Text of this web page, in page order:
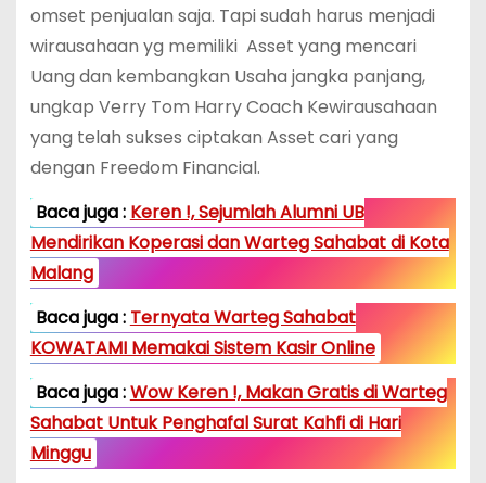
omset penjualan saja. Tapi sudah harus menjadi
wirausahaan yg memiliki Asset yang mencari
Uang dan kembangkan Usaha jangka panjang,
ungkap Verry Tom Harry Coach Kewirausahaan
yang telah sukses ciptakan Asset cari yang
dengan Freedom Financial.
Baca juga : Keren !, Sejumlah Alumni UB
Mendirikan Koperasi dan Warteg Sahabat di Kota
Malang
Baca juga : Ternyata Warteg Sahabat
KOWATAMI Memakai Sistem Kasir Online
Baca juga :Wow Keren !, Makan Gratis di Warteg
Sahabat Untuk Penghafal Surat Kahfi di Hari
Minggu